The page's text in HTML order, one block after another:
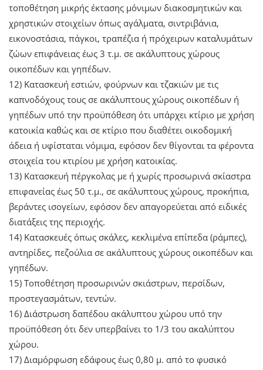
τοποθέτηση μικρής έκτασης μόνιμων διακοσμητικών και
χρηστικών στοιχείων όπως αγάλματα, σιντριβάνια,
εικονοστάσια, πάγκοι, τραπέζια ή πρόχειρων καταλυμάτων
ζώων επιφάνειας έως 3 τ.μ. σε ακάλυπτους χώρους
οικοπέδων και γηπέδων.
12) Κατασκευή εστιών, φούρνων και τζακιών με τις
καπνοδόχους τους σε ακάλυπτους χώρους οικοπέδων ή
γηπέδων υπό την προϋπόθεση ότι υπάρχει κτίριο με χρήση
κατοικία καθώς και σε κτίριο που διαθέτει οικοδομική
άδεια ή υφίσταται νόμιμα, εφόσον δεν θίγονται τα φέροντα
στοιχεία του κτιρίου με χρήση κατοικίας.
13) Κατασκευή πέργκολας με ή χωρίς προσωρινά σκίαστρα
επιφανείας έως 50 τ.μ., σε ακάλυπτους χώρους, προκήπια,
βεράντες ισογείων, εφόσον δεν απαγορεύεται από ειδικές
διατάξεις της περιοχής.
14) Κατασκευές όπως σκάλες, κεκλιμένα επίπεδα (ράμπες),
αντηρίδες, πεζούλια σε ακάλυπτους χώρους οικοπέδων και
γηπέδων.
15) Τοποθέτηση προσωρινών σκιάστρων, περσίδων,
προστεγασμάτων, τεντών.
16) Διάστρωση δαπέδου ακάλυπτου χώρου υπό την
προϋπόθεση ότι δεν υπερβαίνει το 1/3 του ακαλύπτου
χώρου.
17) Διαμόρφωση εδάφους έως 0,80 μ. από το φυσικό